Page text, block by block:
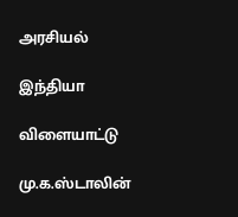
அரசியல்
இந்தியா
விளையாட்டு
மு.க.ஸ்டாலின்